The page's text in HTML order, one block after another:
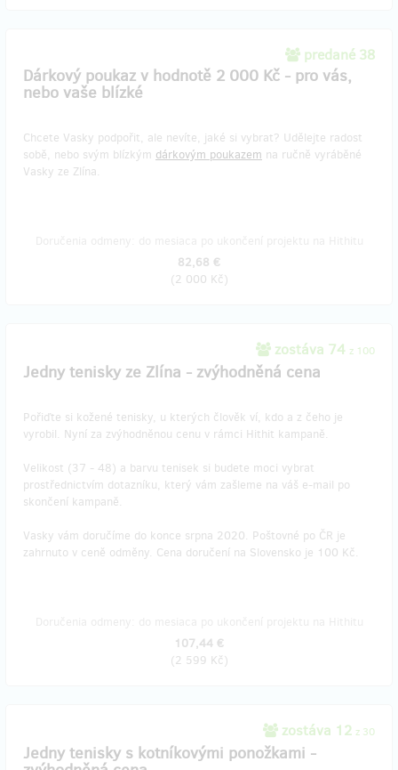
predané 38
Dárkový poukaz v hodnotě 2 000 Kč - pro vás,
nebo vaše blízké
Chcete Vasky podpořit, ale nevíte, jaké si vybrat? Udělejte radost
sobě, nebo svým blízkým dárkovým poukazem na ručně vyráběné
Vasky ze Zlína.
82,68 €
(2 000 Kč)
zostáva 74 z 100
Jedny tenisky ze Zlína - zvýhodněná cena
Pořiďte si kožené tenisky, u kterých člověk ví, kdo a z čeho je
vyrobil. Nyní za zvýhodněnou cenu v rámci Hithit kampaně.
Velikost (37 - 48) a barvu tenisek si budete moci vybrat
prostřednictvím dotazníku, který vám zašleme na váš e-mail po
skončení kampaně.
Vasky vám doručíme do konce srpna 2020. Poštovné po ČR je
zahrnuto v ceně odměny. Cena doručení na Slovensko je 100 Kč.
107,44 €
(2 599 Kč)
zostáva 12 z 30
Jedny tenisky s kotníkovými ponožkami -